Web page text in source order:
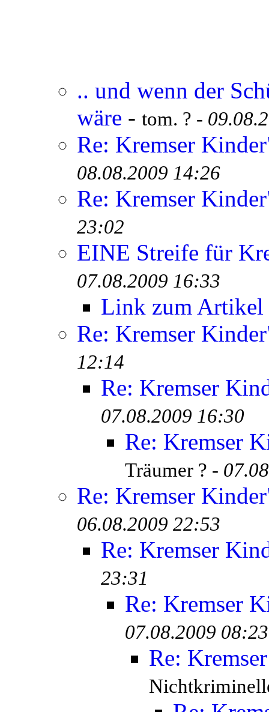
.. und wenn der
wäre - tom. ? -
Re: Kremser
08.08.2009 14:26
Re: Kremser
23:02
EINE Streife für
07.08.2009 16:33
Link zum Artikel
Re: Kremser
12:14
Re: Kremser
07.08.2009 16:30
Re: Kremser
Träumer ? -
Re: Kremser
06.08.2009 22:53
Re: Kremser
23:31
Re: Kremser
07.08.2009 08:23
Re: